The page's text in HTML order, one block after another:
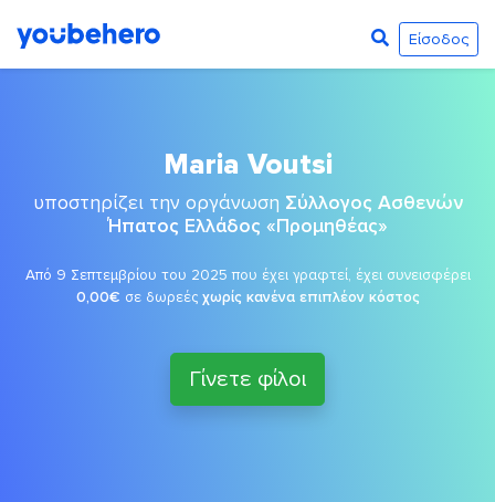
Είσοδος
Maria Voutsi
υποστηρίζει την οργάνωση Σύλλογος Ασθενών
Ήπατος Ελλάδος «Προμηθέας»
Από 9 Σεπτεμβρίου του 2025 που έχει γραφτεί, έχει συνεισφέρει
0,00€ σε δωρεές χωρίς κανένα επιπλέον κόστος
Γίνετε φίλοι